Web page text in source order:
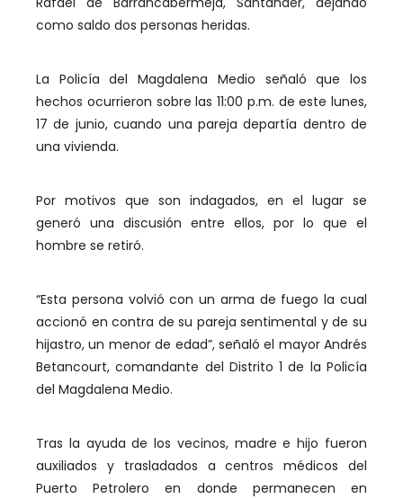
como saldo dos personas heridas.
La Policía del Magdalena Medio señaló que los
hechos ocurrieron sobre las 11:00 p.m. de este lunes,
17 de junio, cuando una pareja departía dentro de
una vivienda.
Por motivos que son indagados, en el lugar se
generó una discusión entre ellos, por lo que el
hombre se retiró.
“Esta persona volvió con un arma de fuego la cual
accionó en contra de su pareja sentimental y de su
hijastro, un menor de edad”, señaló el mayor Andrés
Betancourt, comandante del Distrito 1 de la Policía
del Magdalena Medio.
Tras la ayuda de los vecinos, madre e hijo fueron
auxiliados y trasladados a centros médicos del
Puerto Petrolero en donde permanecen en